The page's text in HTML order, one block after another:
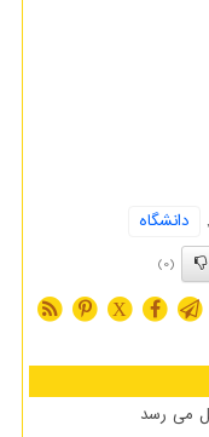
,
دانشگاه
(0)
X
می رسد